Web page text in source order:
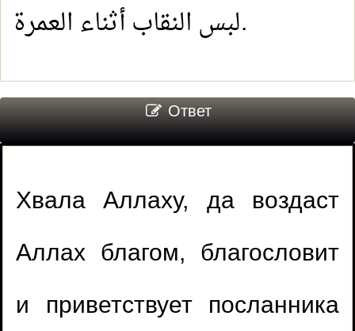
لبس النقاب أثناء العمرة.
Ответ
Хвала Аллаху, да воздаст
Аллах благом, благословит
и приветствует посланника